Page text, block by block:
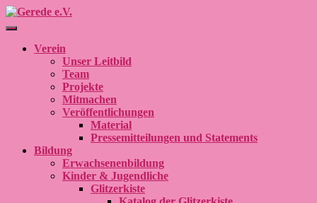
Navigation umschalten
Verein
Unser Leitbild
Team
Projekte
Mitmachen
Veröffentlichungen
Material
Pressemitteilungen und Statements
Bildung
Erwachsenenbildung
Kinder & Jugendliche
Glitzerkiste